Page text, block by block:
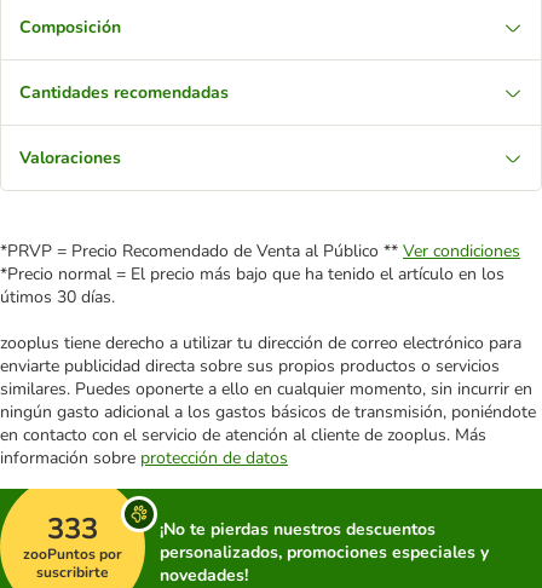
Composición
Cantidades recomendadas
Valoraciones
*PRVP = Precio Recomendado de Venta al Público ** Ver condiciones
*Precio normal = El precio más bajo que ha tenido el artículo en los
útimos 30 días.
zooplus tiene derecho a utilizar tu dirección de correo electrónico para
enviarte publicidad directa sobre sus propios productos o servicios
similares. Puedes oponerte a ello en cualquier momento, sin incurrir en
ningún gasto adicional a los gastos básicos de transmisión, poniéndote
en contacto con el servicio de atención al cliente de zooplus. Más
información sobre protección de datos
333
zooPuntos por
suscribirte
¡No te pierdas nuestros descuentos
personalizados, promociones especiales y
novedades!